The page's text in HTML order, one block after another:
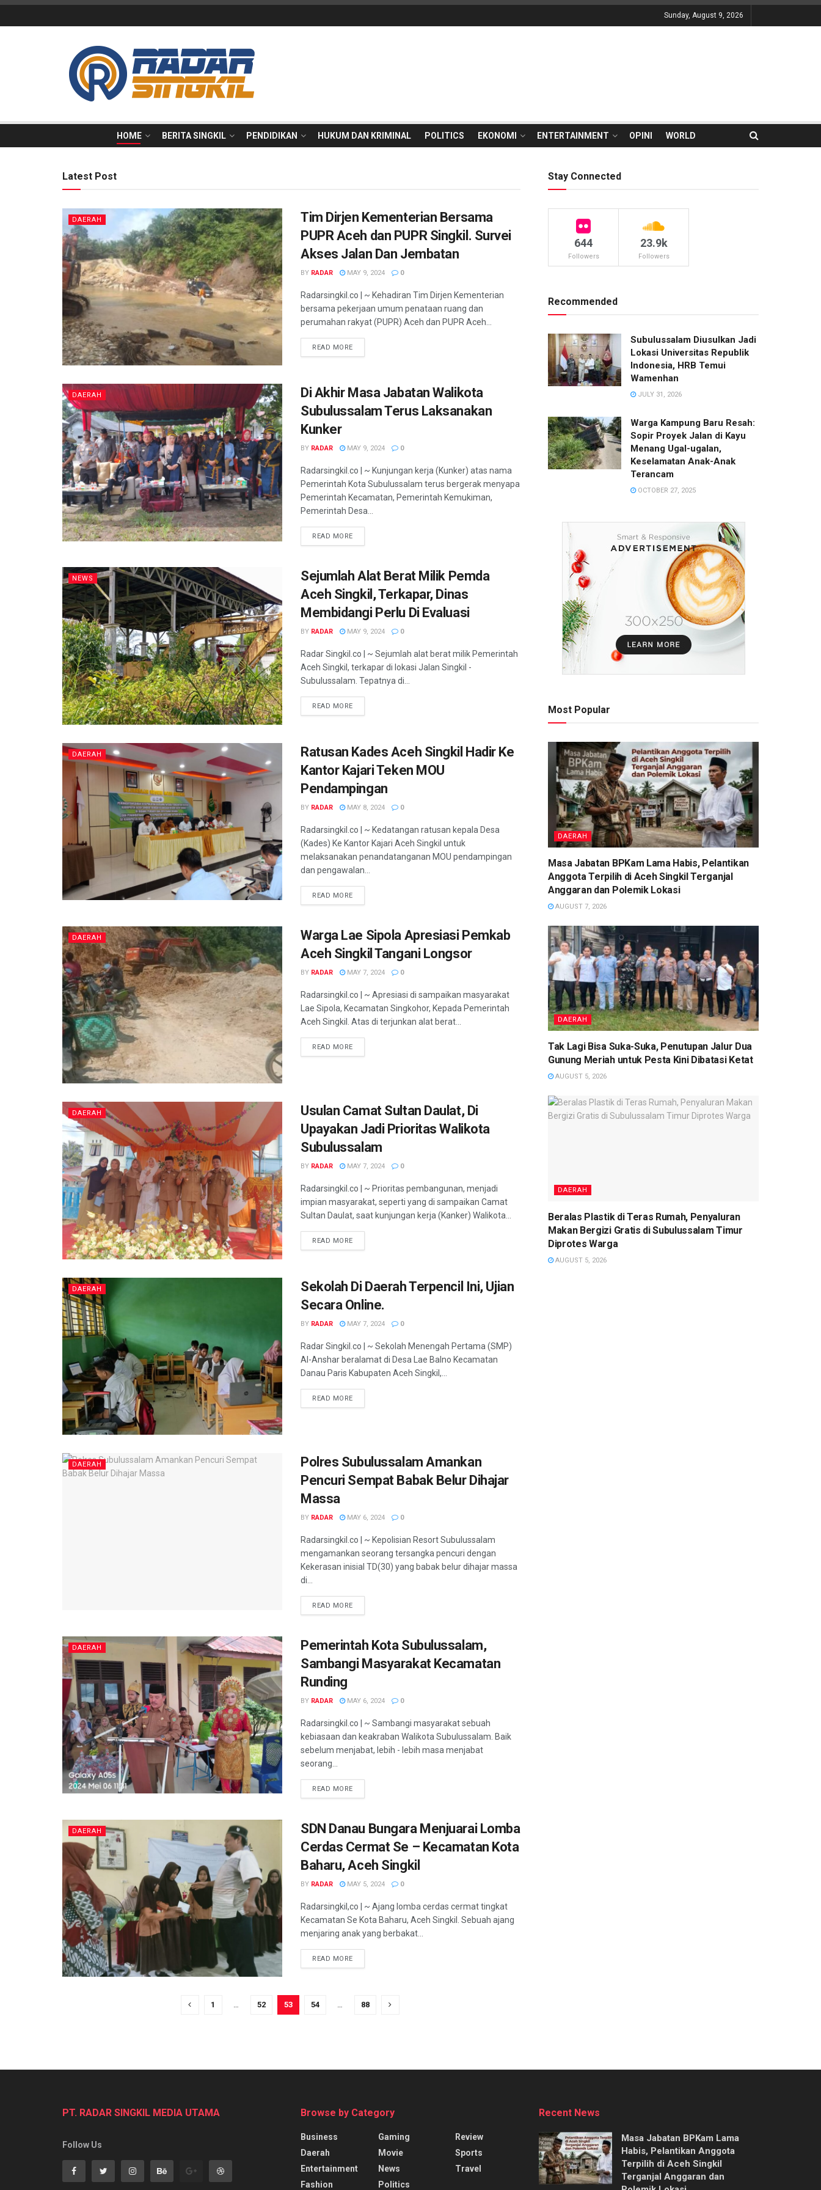
Sunday, August 9, 2026
Radar Singkil
HOME BERITA SINGKIL PENDIDIKAN HUKUM DAN KRIMINAL POLITICS EKONOMI ENTERTAINMENT OPINI WORLD
Latest Post
DAERAH
Tim Dirjen Kementerian Bersama
PUPR Aceh dan PUPR Singkil. Survei
Akses Jalan Dan Jembatan
BY RADAR MAY 9, 2024 0
Radarsingkil.co | ~ Kehadiran Tim Dirjen Kementerian
bersama pekerjaan umum penataan ruang dan
perumahan rakyat (PUPR) Aceh dan PUPR Aceh...
READ MORE
DAERAH
Di Akhir Masa Jabatan Walikota
Subulussalam Terus Laksanakan
Kunker
BY RADAR MAY 9, 2024 0
Radarsingkil.co | ~ Kunjungan kerja (Kunker) atas nama
Pemerintah Kota Subulussalam terus bergerak menyapa
Pemerintah Kecamatan, Pemerintah Kemukiman,
Pemerintah Desa...
READ MORE
NEWS
Sejumlah Alat Berat Milik Pemda
Aceh Singkil, Terkapar, Dinas
Membidangi Perlu Di Evaluasi
BY RADAR MAY 9, 2024 0
Radar Singkil.co | ~ Sejumlah alat berat milik Pemerintah
Aceh Singkil, terkapar di lokasi Jalan Singkil -
Subulussalam. Tepatnya di...
READ MORE
DAERAH
Ratusan Kades Aceh Singkil Hadir Ke
Kantor Kajari Teken MOU
Pendampingan
BY RADAR MAY 8, 2024 0
Radarsingkil.co | ~ Kedatangan ratusan kepala Desa
(Kades) Ke Kantor Kajari Aceh Singkil untuk
melaksanakan penandatanganan MOU pendampingan
dan pengawalan...
READ MORE
DAERAH
Warga Lae Sipola Apresiasi Pemkab
Aceh Singkil Tangani Longsor
BY RADAR MAY 7, 2024 0
Radarsingkil.co | ~ Apresiasi di sampaikan masyarakat
Lae Sipola, Kecamatan Singkohor, Kepada Pemerintah
Aceh Singkil. Atas di terjunkan alat berat...
READ MORE
DAERAH
Usulan Camat Sultan Daulat, Di
Upayakan Jadi Prioritas Walikota
Subulussalam
BY RADAR MAY 7, 2024 0
Radarsingkil.co | ~ Prioritas pembangunan, menjadi
impian masyarakat, seperti yang di sampaikan Camat
Sultan Daulat, saat kunjungan kerja (Kanker) Walikota...
READ MORE
DAERAH
Sekolah Di Daerah Terpencil Ini, Ujian
Secara Online.
BY RADAR MAY 7, 2024 0
Radar Singkil.co | ~ Sekolah Menengah Pertama (SMP)
Al-Anshar beralamat di Desa Lae Balno Kecamatan
Danau Paris Kabupaten Aceh Singkil,...
READ MORE
DAERAH
Polres Subulussalam Amankan
Pencuri Sempat Babak Belur Dihajar
Massa
BY RADAR MAY 6, 2024 0
Radarsingkil.co | ~ Kepolisian Resort Subulussalam
mengamankan seorang tersangka pencuri dengan
Kekerasan inisial TD(30) yang babak belur dihajar massa
di...
READ MORE
DAERAH
Pemerintah Kota Subulussalam,
Sambangi Masyarakat Kecamatan
Runding
BY RADAR MAY 6, 2024 0
Radarsingkil.co | ~ Sambangi masyarakat sebuah
kebiasaan dan keakraban Walikota Subulussalam. Baik
sebelum menjabat, lebih - lebih masa menjabat
seorang...
READ MORE
DAERAH
SDN Danau Bungara Menjuarai Lomba
Cerdas Cermat Se – Kecamatan Kota
Baharu, Aceh Singkil
BY RADAR MAY 5, 2024 0
Radarsingkil,co | ~ Ajang lomba cerdas cermat tingkat
Kecamatan Se Kota Baharu, Aceh Singkil. Sebuah ajang
menjaring anak yang berbakat...
READ MORE
1 … 52 53 54 … 88
Stay Connected
644
Followers
23.9k
Followers
Recommended
Subulussalam Diusulkan Jadi
Lokasi Universitas Republik
Indonesia, HRB Temui
Wamenhan
JULY 31, 2026
Warga Kampung Baru Resah:
Sopir Proyek Jalan di Kayu
Menang Ugal-ugalan,
Keselamatan Anak-Anak
Terancam‎
OCTOBER 27, 2025
Most Popular
DAERAH
Masa Jabatan BPKam Lama Habis, Pelantikan
Anggota Terpilih di Aceh Singkil Terganjal
Anggaran dan Polemik Lokasi‎
AUGUST 7, 2026
DAERAH
‎Tak Lagi Bisa Suka-Suka, Penutupan Jalur Dua
Gunung Meriah untuk Pesta Kini Dibatasi Ketat‎
AUGUST 5, 2026
DAERAH
Beralas Plastik di Teras Rumah, Penyaluran
Makan Bergizi Gratis di Subulussalam Timur
Diprotes Warga
AUGUST 5, 2026
PT. RADAR SINGKIL MEDIA UTAMA
Follow Us
Browse by Category
Business
Daerah
Entertainment
Fashion
Gaming
Movie
News
Politics
Review
Sports
Travel
Recent News
Masa Jabatan BPKam Lama
Habis, Pelantikan Anggota
Terpilih di Aceh Singkil
Terganjal Anggaran dan